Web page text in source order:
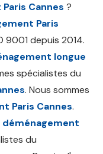
Cannes ?
Paris
9001 depuis 2014.
longue
spécialistes du
. Nous sommes
Paris Cannes.
déménagement
du